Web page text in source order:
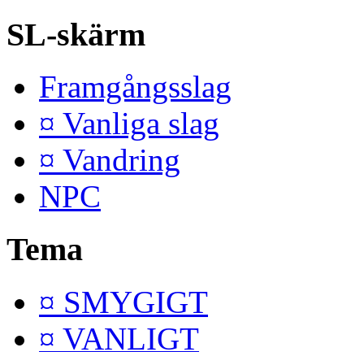
SL-skärm
Framgångsslag
¤ Vanliga slag
¤ Vandring
NPC
Tema
¤ SMYGIGT
¤ VANLIGT